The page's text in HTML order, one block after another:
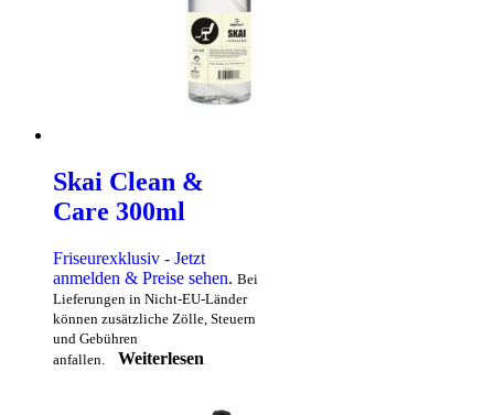
Skai Clean &
Care 300ml
Friseurexklusiv - Jetzt
anmelden & Preise sehen. Bei
Lieferungen in Nicht-EU-Länder
können zusätzliche Zölle, Steuern
und Gebühren
anfallen.
Weiterlesen